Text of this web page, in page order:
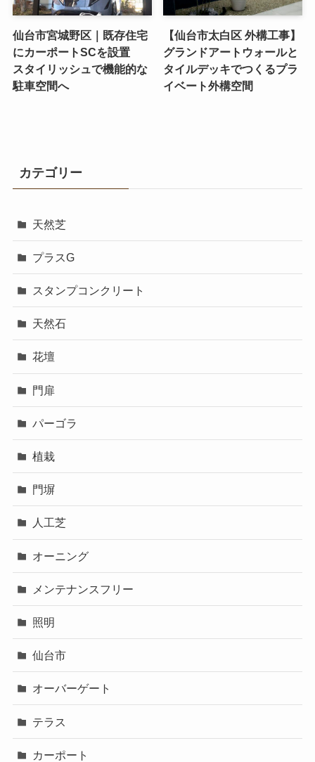
仙台市宮城野区｜既存住宅
にカーポートSCを設置
スタイリッシュで機能的な
駐車空間へ
【仙台市太白区 外構工事】
グランドアートウォールと
タイルデッキでつくるプラ
イベート外構空間
カテゴリー
天然芝
プラスG
スタンプコンクリート
天然石
花壇
門扉
パーゴラ
植栽
門塀
人工芝
オーニング
メンテナンスフリー
照明
仙台市
オーバーゲート
テラス
カーポート